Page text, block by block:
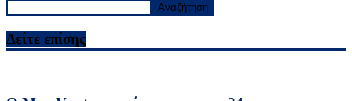
Αναζήτηση
Δείτε επίσης